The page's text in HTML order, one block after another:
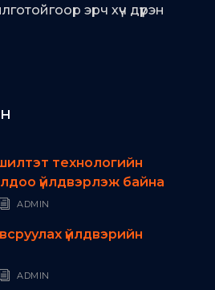
эрч хүч дүүрэн
технологийн
үйлдвэрлэж байна
ADMIN
үйлдвэрийн
ADMIN